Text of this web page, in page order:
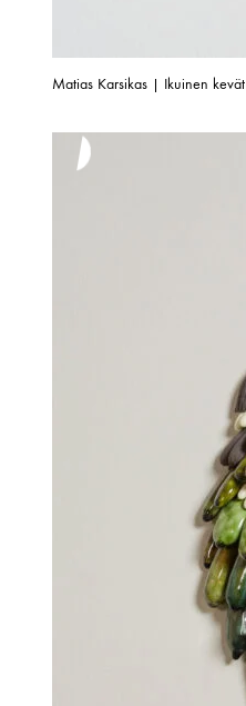
Matias Karsikas | Ikuinen kevät